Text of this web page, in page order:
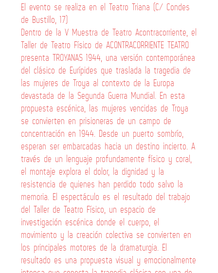
El evento se realiza en el Teatro Triana (C/ Condes
de Bustillo, 17)
Dentro de la V Muestra de Teatro Acontracorriente, el
Taller de Teatro Físico de ACONTRACORRIENTE TEATRO
presenta TROYANAS 1944, una versión contemporánea
del clásico de Eurípides que traslada la tragedia de
las mujeres de Troya al contexto de la Europa
devastada de la Segunda Guerra Mundial. En esta
propuesta escénica, las mujeres vencidas de Troya
se convierten en prisioneras de un campo de
concentración en 1944. Desde un puerto sombrío,
esperan ser embarcadas hacia un destino incierto. A
través de un lenguaje profundamente físico y coral,
el montaje explora el dolor, la dignidad y la
resistencia de quienes han perdido todo salvo la
memoria. El espectáculo es el resultado del trabajo
del Taller de Teatro Físico, un espacio de
investigación escénica donde el cuerpo, el
movimiento y la creación colectiva se convierten en
los principales motores de la dramaturgia. El
resultado es una propuesta visual y emocionalmente